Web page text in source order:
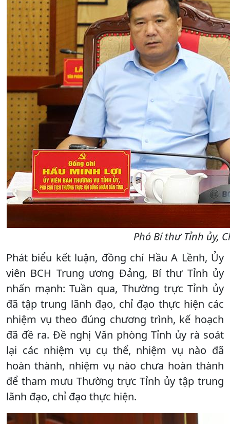
Phó Bí thư Tỉnh ủy,
Phát biểu kết luận, đồng chí Hầu A Lềnh, Ủy
viên BCH Trung ương Đảng, Bí thư Tỉnh ủy
nhấn mạnh: Tuần qua, Thường trực Tỉnh ủy
đã tập trung lãnh đạo, chỉ đạo thực hiện các
nhiệm vụ theo đúng chương trình, kế hoạch
đã đề ra. Đề nghị Văn phòng Tỉnh ủy rà soát
lại các nhiệm vụ cụ thể, nhiệm vụ nào đã
hoàn thành, nhiệm vụ nào chưa hoàn thành
để tham mưu Thường trực Tỉnh ủy tập trung
lãnh đạo, chỉ đạo thực hiện.